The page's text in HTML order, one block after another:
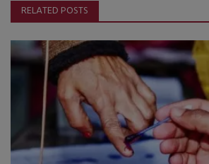
RELATED POSTS